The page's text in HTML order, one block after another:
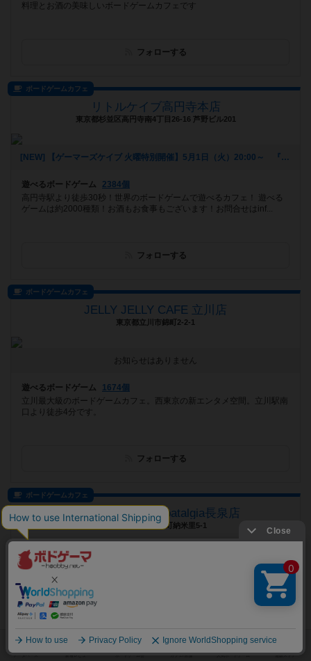
料理とお酒の美味しいボードゲームカフェです
フォローする
ボードゲームカフェ
リトルケイブ高円寺本店
東京都杉並区高円寺南4丁目26-16 芦野ビル201
[NEW] 【ゲーマーズケイブ 火曜特別開催】5月1日（火）20:00～ 『ロールプレイヤー』（2018年04月22日 18時42分）
遊べるボードゲーム
2384個
高円寺駅より徒歩30秒！世界のボードゲームで遊べるカフェ！ 遊べる
ゲームは約2000種類！お酒もお食事もございます！お問合せはinf...
フォローする
ボードゲームカフェ
JELLY JELLY CAFE 立川店
東京都立川市錦町2-2-1
お知らせはありません
遊べるボードゲーム
1674個
立川最大級のボードゲームカフェ。西東京の新エンタメ空間。立川駅南
口より徒歩4分です。
フォローする
ボードゲームカフェ
boardgame cafe noatalgia長泉店
静岡県駿東郡長泉町納米里5-1
遊べるボードゲーム
個室でゆったりと楽しむもヨシ！大部屋で大人数で盛り上がるもヨシ！
あなたの楽しいを見つけに来てください♪